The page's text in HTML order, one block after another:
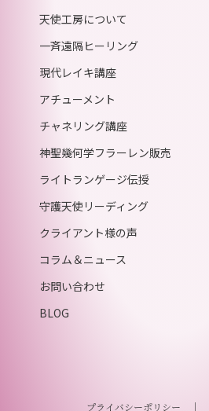
天使工房について
一斉遠隔ヒーリング
現代レイキ講座
アチューメント
チャネリング講座
神聖幾何学フラーレン販売
ライトランゲージ伝授
守護天使リーディング
クライアント様の声
コラム＆ニュース
お問い合わせ
BLOG
プライバシーポリシー ｜